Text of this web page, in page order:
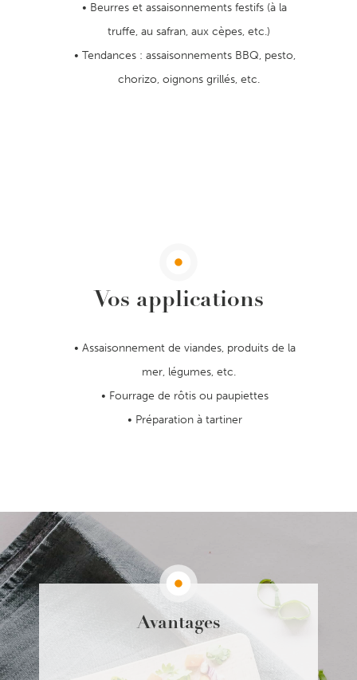
Beurres et assaisonnements festifs (à la
truffe, au safran, aux cèpes, etc.)
Tendances : assaisonnements BBQ, pesto,
chorizo, oignons grillés, etc.
Vos applications
Assaisonnement de viandes, produits de la
mer, légumes, etc.
Fourrage de rôtis ou paupiettes
Préparation à tartiner
Avantages